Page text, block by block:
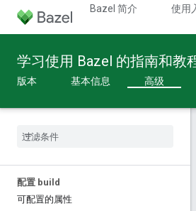
Bazel 简介 使用
学习使用 Bazel 的指南和教
版本 基本信息 高级
配置 build
可配置的属性